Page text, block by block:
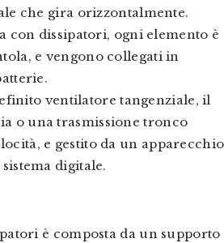
che gira orizzontalmente.
con dissipatori, ogni elemento è
e vengono collegati in
ventilatore tangenziale, il
o una trasmissione tronco
e gestito da un apparecchio
digitale.
è composta da un supporto